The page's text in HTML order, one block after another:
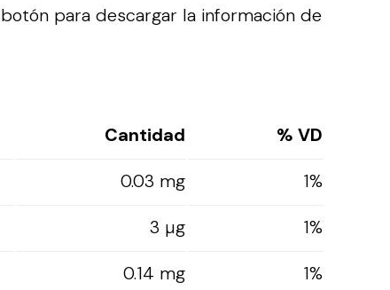
para descargar la información de
Cantidad
% VD
0.03 mg
1%
3 µg
1%
0.14 mg
1%